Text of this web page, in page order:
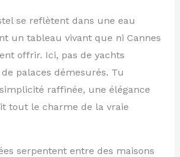
se reflètent dans une eau
un tableau vivant que ni Cannes
offrir. Ici, pas de yachts
palaces démesurés. Tu
raffinée, une élégance
tout le charme de la vraie
serpentent entre des maisons